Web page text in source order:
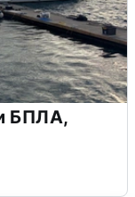
БПЛА,